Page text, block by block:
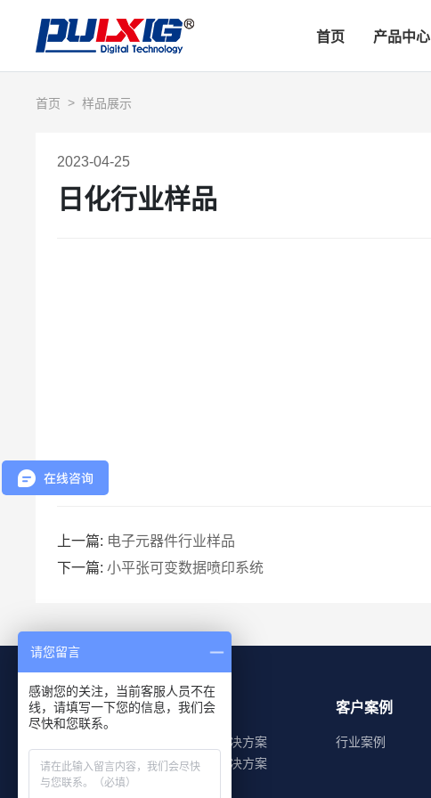
首页 产品中心
首页 样品展示
2023-04-25
日化行业样品
上一篇: 电子元器件行业样品
下一篇: 小平张可变数据喷印系统
产品中心
柯尼卡系列
精工系列
解决方案
行业应用解决方案
加装应用解决方案
客户案例
行业案例
请您留言
感谢您的关注，当前客服人员不在
线，请填写一下您的信息，我们会
尽快和您联系。